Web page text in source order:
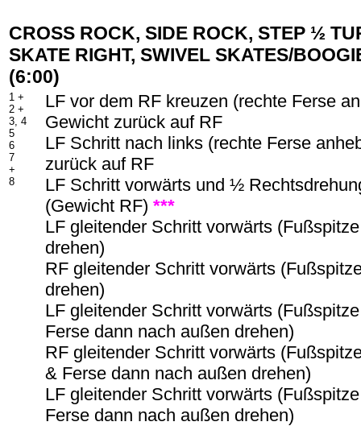
CROSS ROCK, SIDE ROCK, STEP ½
SKATE RIGHT, SWIVEL SKATES/
(6:00)
1 +
2 +
3, 4
5
6
7
+
8
LF vor dem RF kreuzen (rechte Ferse
Gewicht zurück auf RF
LF Schritt nach links (rechte Ferse
zurück auf RF
LF Schritt vorwärts und ½
(Gewicht RF) ***
LF gleitender Schritt vorwärts
drehen)
RF gleitender Schritt vorwärts
drehen)
LF gleitender Schritt vorwärts
Ferse dann nach außen drehen)
RF gleitender Schritt vorwärts
& Ferse dann nach außen drehen)
LF gleitender Schritt vorwärts
Ferse dann nach außen drehen)